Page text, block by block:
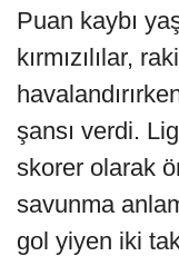
Puan kaybı
kırmızılılar,
şansı verdi.
skorer olarak
savunma
gol yiyen iki